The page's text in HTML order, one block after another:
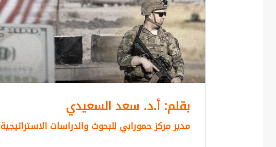
بقلم: أ.د. سعد السعيدي
مدير مركز حمورابي للبحوث والدراسات الاستراتيجية